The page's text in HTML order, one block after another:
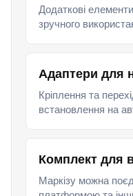
Додаткові
зручного
Адаптери для
Кріплення та
встановлення на
Комплект для
Маркізу можна